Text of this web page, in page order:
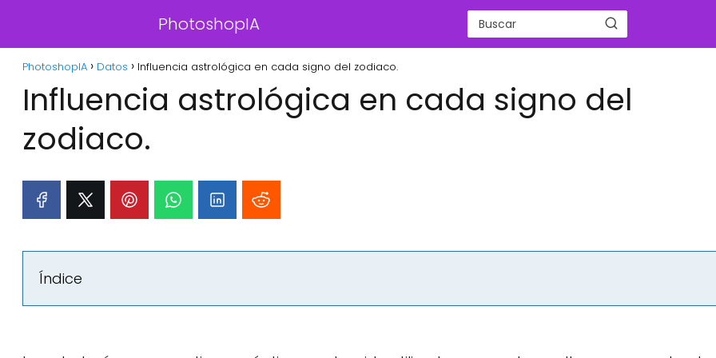
PhotoshopIA
PhotoshopIA Datos Influencia astrológica en cada signo del zodiaco.
Influencia astrológica en cada signo del
zodiaco.
Índice